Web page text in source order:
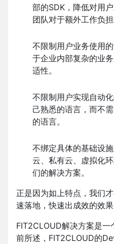
部的SDK，降低对用
团队对于额外工作负担
不限制用户业务使用
于企业内部复杂的业
适性。
不限制用户实现自动
己熟悉的语言，而不
的语言。
不绑定具体的基础设
云、私有云、虚拟化
们的解决方案。
正是因为如上特点，我们
速落地，快速出成效的效果
FIT2CLOUD解决方案是一
前所述，FIT2CLOUD的